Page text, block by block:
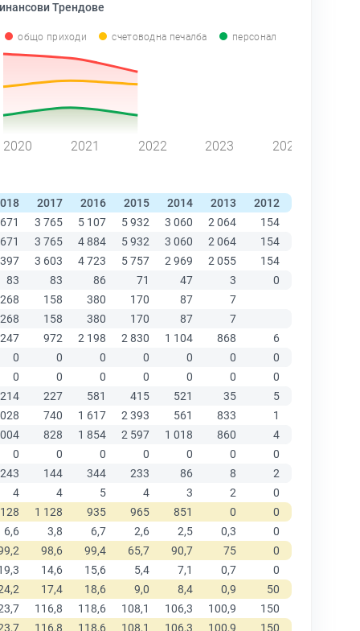
Трендове
общо приходи счетоводна печалба персонал
2020 2021 2022 2023 2024
2017 2016 2015 2014 2013 2012